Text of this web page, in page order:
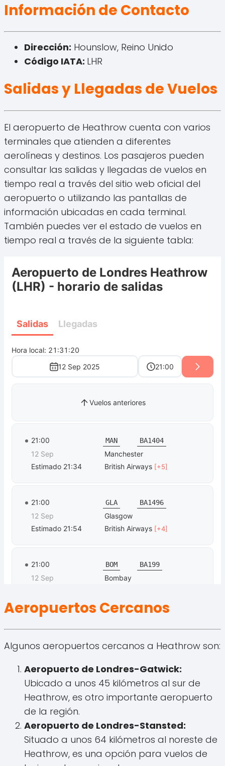
Información de Contacto
Dirección: Hounslow, Reino Unido
Código IATA: LHR
Salidas y Llegadas de Vuelos
El aeropuerto de Heathrow cuenta con varios
terminales que atienden a diferentes
aerolíneas y destinos. Los pasajeros pueden
consultar las salidas y llegadas de vuelos en
tiempo real a través del sitio web oficial del
aeropuerto o utilizando las pantallas de
información ubicadas en cada terminal.
También puedes ver el estado de vuelos en
tiempo real a través de la siguiente tabla:
Aeropuertos Cercanos
Algunos aeropuertos cercanos a Heathrow son:
Aeropuerto de Londres-Gatwick:
Ubicado a unos 45 kilómetros al sur de
Heathrow, es otro importante aeropuerto
de la región.
Aeropuerto de Londres-Stansted:
Situado a unos 64 kilómetros al noreste de
Heathrow, es una opción para vuelos de